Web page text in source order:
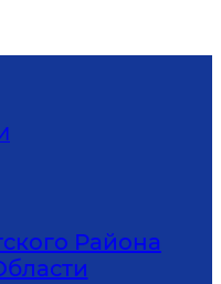
Района